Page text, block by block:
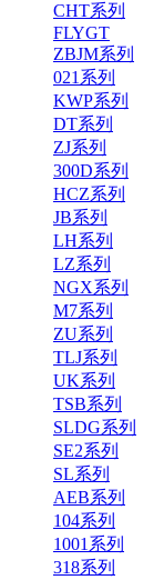
CHT系列
FLYGT
ZBJM系列
021系列
KWP系列
DT系列
ZJ系列
300D系列
HCZ系列
JB系列
LH系列
LZ系列
NGX系列
M7系列
ZU系列
TLJ系列
UK系列
TSB系列
SLDG系列
SE2系列
SL系列
AEB系列
104系列
1001系列
318系列